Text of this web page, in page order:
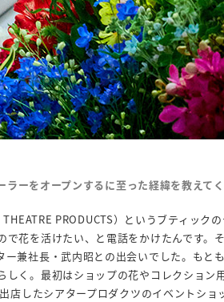
ーをオープンするに至った経緯を教えてく
PRODUCTS）というブティック
花を活けたい、と電話をかけたんです。
兼社長・武内昭との出会いでした。もと
く。最初はショップの花やコレクション
店したシアタープロダクツのイベントショ